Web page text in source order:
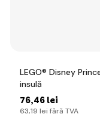
LEGO® Disney
insulă
76,46 lei
63,19 lei fără TVA